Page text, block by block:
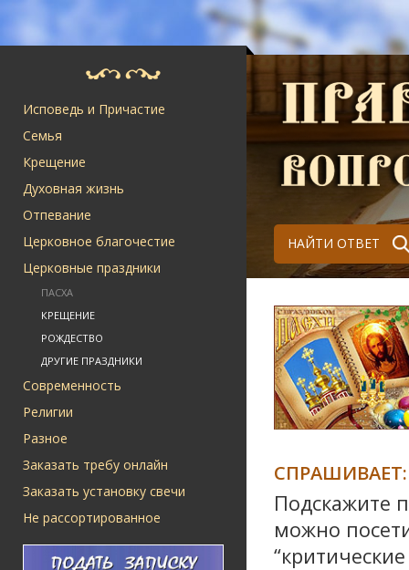
Исповедь и Причастие
Семья
Крещение
Духовная жизнь
Отпевание
Церковное благочестие
Церковные праздники
ПАСХА
КРЕЩЕНИЕ
РОЖДЕСТВО
ДРУГИЕ ПРАЗДНИКИ
Современность
Религии
Разное
Заказать требу онлайн
Заказать установку свечи
Не рассортированное
НАЙТИ ОТВЕТ
СПРАШИВАЕТ:
Подскажите
можно